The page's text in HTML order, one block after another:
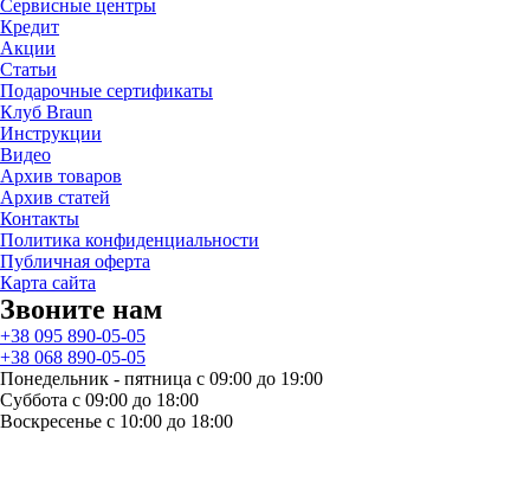
Сервисные центры
Кредит
Акции
Статьи
Подарочные сертификаты
Клуб Braun
Инструкции
Видео
Архив товаров
Архив статей
Контакты
Политика конфиденциальности
Публичная оферта
Карта сайта
Звоните нам
+38 095 890-05-05
+38 068 890-05-05
Понедельник - пятница с 09:00 до 19:00
Суббота с 09:00 до 18:00
Воскресенье с 10:00 до 18:00